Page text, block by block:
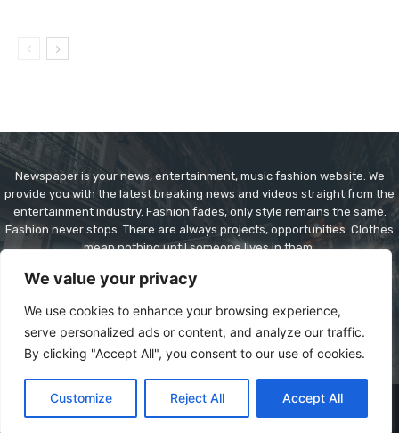
We value your privacy
We use cookies to enhance your browsing experience,
serve personalized ads or content, and analyze our traffic.
By clicking "Accept All", you consent to our use of cookies.
Customize Reject All Accept All
Newspaper is your news, entertainment, music fashion website. We
provide you with the latest breaking news and videos straight from the
entertainment industry. Fashion fades, only style remains the same.
Fashion never stops. There are always projects, opportunities. Clothes
mean nothing until someone lives in them.
Contact us:contact@yoursite.com
© Copyright - Newspaper WordPress Theme by TagDiv
Home
Browse Radio More Contact Us